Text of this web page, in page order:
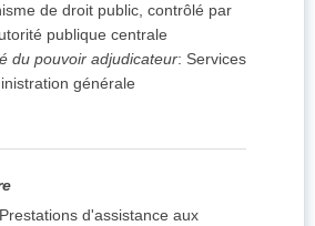
de droit public, contrôlé par
publique centrale
du pouvoir adjudicateur: Services
générale
Prestations d'assistance aux